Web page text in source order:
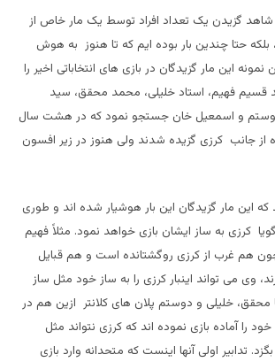
گزیدن یک تعداد افراد توسط یک مار خاص از
بلکه حتا چندین بار بوده ایم که تا هنوز به هوش
نمونه این مار گزیدگان در بازی های انتخاباتی اخیر را
قسیم فهیم، استاد خلیلی، محمد محقق، سید
دوستم و اسمعیل خان جستجو نمود که در هشت سال
از جانب کرزی گزیده شدند ولی هنوز در زیر افسون
این مار گزیدگان این بار هوشیار شده اند و طوری
کرزی به ساز ایشان بازی خواهد نمود. مثلاً فهیم
هم غرب از کرزی روگشتانده است و هم قبایل
وی می تواند اینبار کرزی را به ساز خود مثل ساز
محقق، خلیلی و دوستم پلان های کلانتر ازین هم در
خود را آماده بازی نموده اند که کرزی نتواند مثل
تدابیر اولی آنها اینست که متحدانه وارد بازی